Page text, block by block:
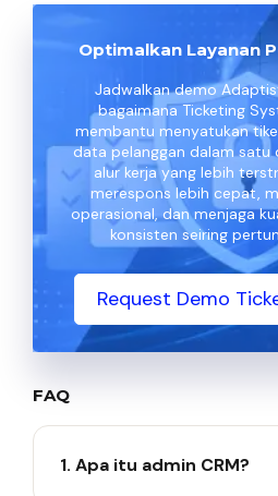
Optimalkan Layanan
Jadwalkan demo
bagaimana Ticketing
membantu menyatukan
data pelanggan dalam satu
alur kerja yang lebih
merespons lebih cepat,
operasional, dan menjaga
konsisten seiring
Request Demo
FAQ
1. Apa itu admin CRM?